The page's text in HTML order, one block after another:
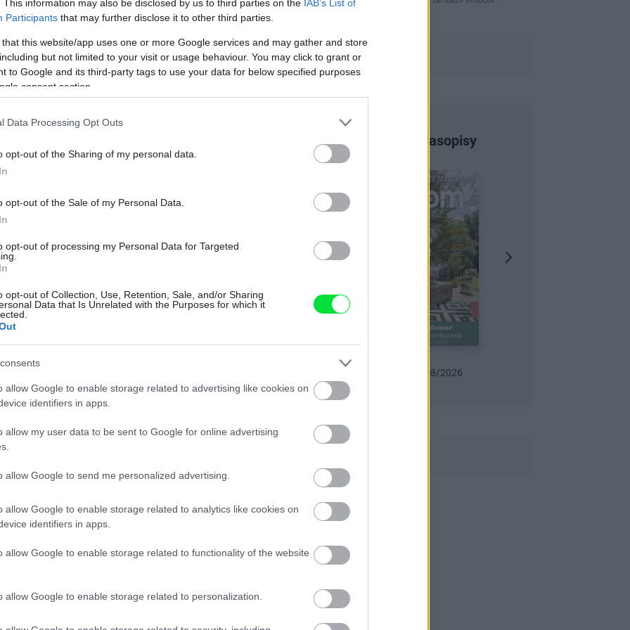
This information may also be disclosed by us to third parties on the IAB’s List of
Participants that may further disclose it to other third parties.
that this website/app uses one or more Google services and may gather and store
but not limited to your visit or usage behaviour. You may click to grant or
to Google and its third-party tags to use your data for below specified purposes
consent section.
Data Processing Opt Outs
opt-out of the Sharing of my personal data.
opt-out of the Sale of my Personal Data.
opt-out of processing my Personal Data for Targeted
opt-out of Collection, Use, Retention, Sale, and/or Sharing
Data that Is Unrelated with the Purposes for which it
allow Google to enable storage related to advertising like cookies on
identifiers in apps.
allow my user data to be sent to Google for online advertising
allow Google to send me personalized advertising.
allow Google to enable storage related to analytics like cookies on
identifiers in apps.
allow Google to enable storage related to functionality of the website
allow Google to enable storage related to personalization.
vejár.
prednou
tvaru štvrťkruhu vymedzeného múrmi z
kompletne zasklená fasáda je
skla sa dom otvára smerom na
slnka a zároveň ponúkol výhľady do
zostavili z okien v antracitových
drevené stropné trámy tvoria
terasa. Architekti využili
aj v interiéri.
Najnovšie časopisy
Urob si sám 6/2026